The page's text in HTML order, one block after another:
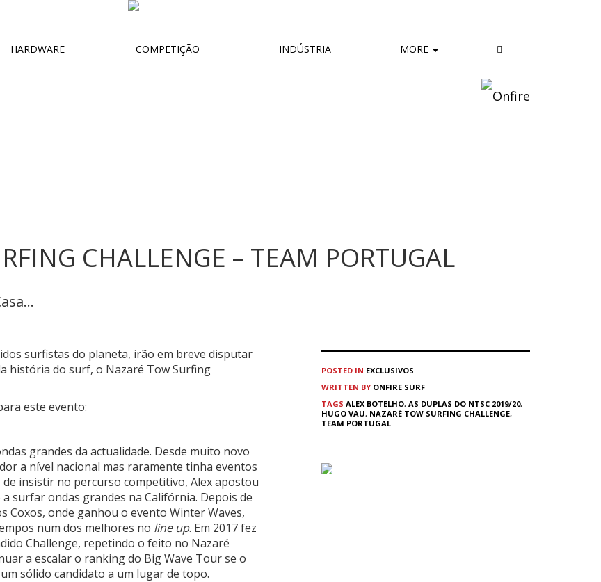
HARDWARE COMPETIÇÃO INDÚSTRIA MORE
CHALLENGE – TEAM PORTUGAL
surfistas do planeta, irão em breve disputar
história do surf, o Nazaré Tow Surfing
este evento:
grandes da actualidade. Desde muito novo
a nível nacional mas raramente tinha eventos
insistir no percurso competitivo, Alex apostou
surfar ondas grandes na Califórnia. Depois de
Coxos, onde ganhou o evento Winter Waves,
num dos melhores no line up. Em 2017 fez
Challenge, repetindo o feito no Nazaré
a escalar o ranking do Big Wave Tour se o
sólido candidato a um lugar de topo.
POSTED IN EXCLUSIVOS
WRITTEN BY ONFIRE SURF
TAGS ALEX BOTELHO, AS DUPLAS DO NTSC 2019/20,
HUGO VAU, NAZARÉ TOW SURFING CHALLENGE,
TEAM PORTUGAL